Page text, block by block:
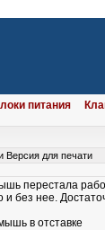
питания
Версия для печати
перестала
без нее.
в отставке